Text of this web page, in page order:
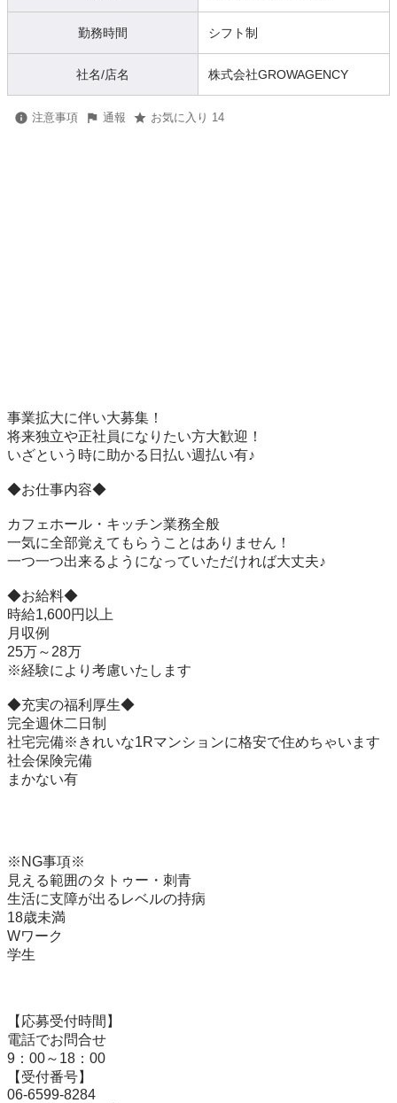
勤務時間 シフト制
社名/店名 株式会社GROWAGENCY
注意事項 通報 お気に入り 14
事業拡大に伴い大募集！
将来独立や正社員になりたい方大歓迎！
いざという時に助かる日払い週払い有♪
◆お仕事内容◆
カフェホール・キッチン業務全般
一気に全部覚えてもらうことはありません！
一つ一つ出来るようになっていただければ大丈夫♪
◆お給料◆
時給1,600円以上
月収例
25万～28万
※経験により考慮いたします
◆充実の福利厚生◆
完全週休二日制
社宅完備※きれいな1Rマンションに格安で住めちゃいます
社会保険完備
まかない有
※NG事項※
見える範囲のタトゥー・刺青
生活に支障が出るレベルの持病
18歳未満
Wワーク
学生
【応募受付時間】
電話でお問合せ
9：00～18：00
【受付番号】
06-6599-8284